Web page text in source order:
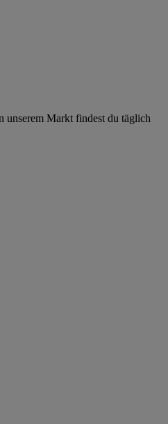
unserem Markt findest du täglich